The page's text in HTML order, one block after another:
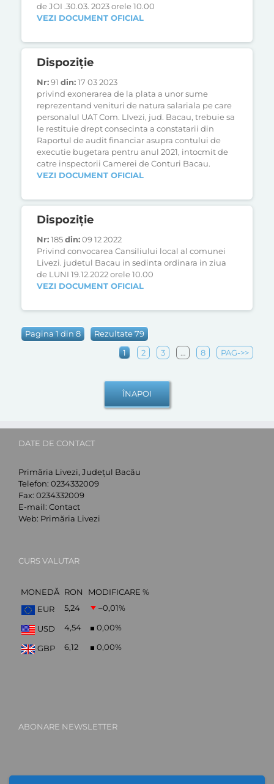
de JOI .30.03. 2023 orele 10.00
VEZI DOCUMENT OFICIAL
Dispoziție
Nr:91 din:17 03 2023
privind exonerarea de la plata a unor sume
reprezentand venituri de natura salariala pe care
personalul UAT Com. LIvezi, jud. Bacau, trebuie sa
le restituie drept consecinta a constatarii din
Raportul de audit financiar asupra contului de
executie bugetara pentru anul 2021, intocmit de
catre inspectorii Camerei de Conturi Bacau.
VEZI DOCUMENT OFICIAL
Dispoziție
Nr:185din:09 12 2022
Privind convocarea Cansiliului local al comunei
Livezi. judetul Bacau in sedinta ordinara in ziua
de LUNI 19.12.2022 orele 10.00
VEZI DOCUMENT OFICIAL
Pagina 1 din 8
Rezultate 79
1
2 3 … 8 PAG->>
ÎNAPOI
DATE DE CONTACT
Primăria Livezi, Județul Bacău
Telefon: 0234332009
Fax: 0234332009
E-mail: Contact
Web: Primăria Livezi
CURS VALUTAR
MONEDĂ RON
MODIFICARE %
EUR
5,24 –0,01%
USD 4,54 0,00%
GBP 6,12 0,00%
ABONARE NEWSLETTER